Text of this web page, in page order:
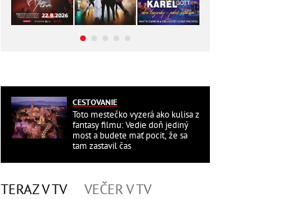
CESTOVANIE
Toto mestečko vyzerá ako kulisa z
fantasy filmu: Vedie doň jediný
most a budete mať pocit, že sa
tam zastavil čas
TERAZ V TV VEČER V TV